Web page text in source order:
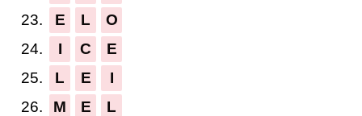
23.
E L
O
24.
I C
E
25.
L E
I
26.
M E
L